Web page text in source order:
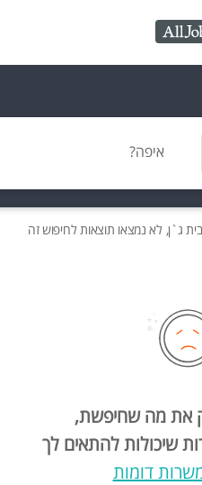
איפה?
ג`ן, לא נמצאו תוצאות לחיפוש זה
את מה שחיפשת,
שיכולות להתאים לך
דומות